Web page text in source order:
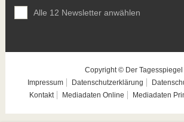
Alle 12 Newsletter anwählen
Copyright © Der Tagesspiegel
Impressum
Datenschutzerklärung
Kontakt
Mediadaten Online Mediadaten